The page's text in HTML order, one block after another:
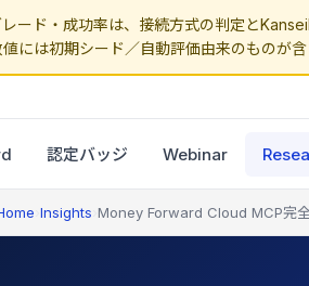
ード・成功率は、接続方式の判定と
には初期シード／自動評価由来のものが
認定バッジ Webinar
Insights Money Forward Cloud MCP完